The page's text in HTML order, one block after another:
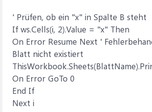
' Prüfen, ob ein "x" in Spalte B steht
If ws.Cells(i, 2).Value = "x" Then
On Error Resume Next '
Blatt nicht existiert
On Error GoTo 0
End If
Next i